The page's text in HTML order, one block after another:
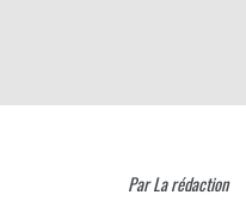
ParLa rédaction